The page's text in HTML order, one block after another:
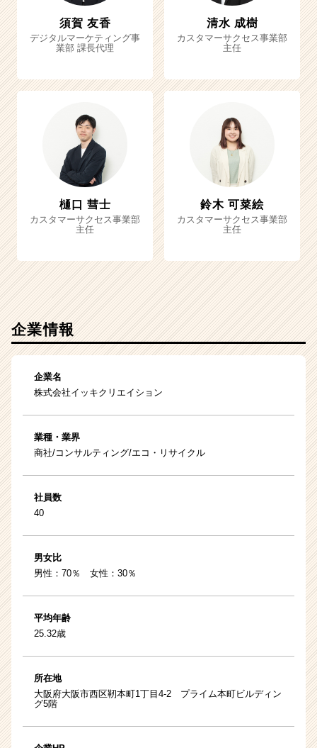
須賀 友香
デジタルマーケティング事
業部 課長代理
清水 成樹
カスタマーサクセス事業部
主任
樋口 彗士
カスタマーサクセス事業部
主任
鈴木 可菜絵
カスタマーサクセス事業部
主任
企業情報
企業名
株式会社イッキクリエイション
業種・業界
商社/コンサルティング/エコ・リサイクル
社員数
40
男女比
男性：70％ 女性：30％
平均年齢
25.32歳
所在地
大阪府大阪市西区靭本町1丁目4-2 プライム本町ビルディン
グ5階